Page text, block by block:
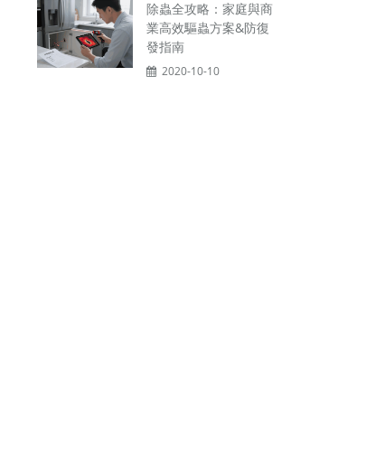
除蟲全攻略：家庭與商
業高效驅蟲方案&防復
發指南
2020-10-10